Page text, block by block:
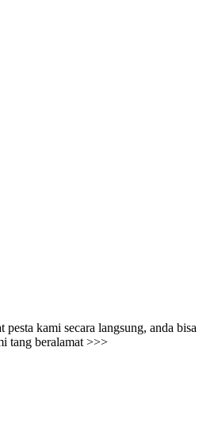
kami secara langsung, anda bisa
tang beralamat >>>